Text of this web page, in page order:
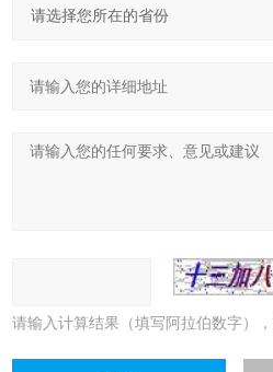
请输入计算结果（填写阿拉伯数字）